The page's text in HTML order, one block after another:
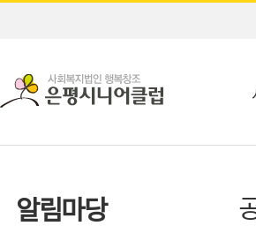
알림마당